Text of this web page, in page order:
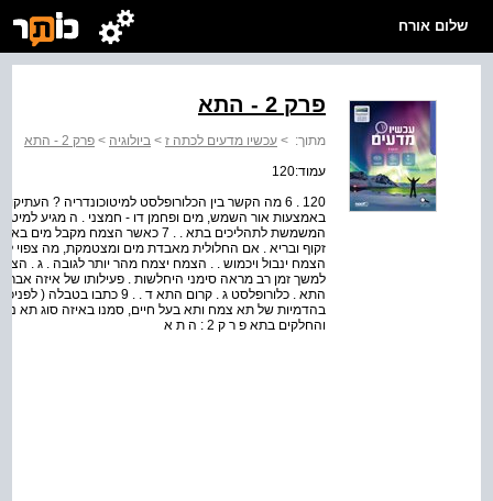
שלום אורח
פרק 2 - התא
מתוך: > עכשיו מדעים לכתה ז > ביולוגיה > פרק 2 - התא
עמוד:120
120 . 6 מה הקשר בין הכלורופלסט למיטוכונדריה ?
באמצעות אור השמש, מים ופחמן דו - חמצני . ה מגיע
המשמשת לתהליכים בתא . . 7 כאשר
זקוף ובריא . אם החלולית מאבדת מים ומצטמקת, מה צפוי
למשך זמן רב מראה סימני היחלשות . פעילותו של איזה אברון
התא . כלורופלסט ג . קרום התא
בהדמיות של תא צמח ותא בעל חיים, סמנו באיזה סוג תא
והחלקים בתא פ ר ק 2 : ה ת א